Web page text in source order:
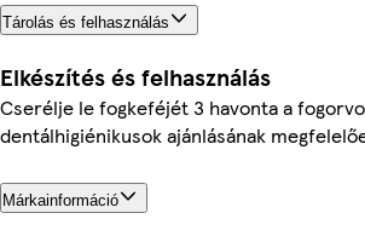
Tárolás és felhasználás
Elkészítés és felhasználás
Cserélje le fogkeféjét 3 havonta a
dentálhigiénikusok ajánlásának
Márkainformáció